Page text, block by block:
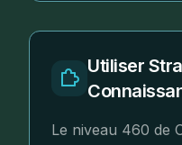
Utiliser
Le niveau 460 de